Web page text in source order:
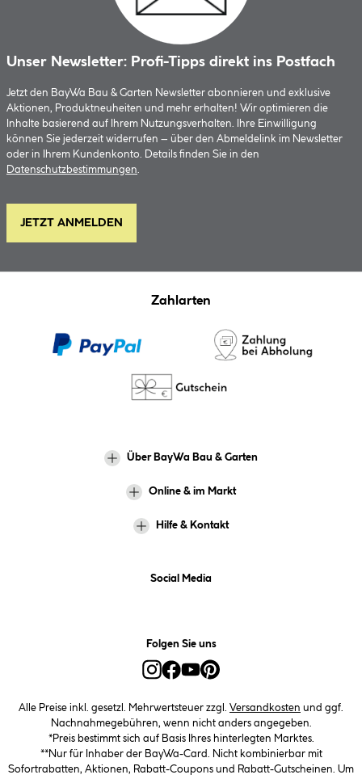
Unser Newsletter: Profi-Tipps direkt ins Postfach
Jetzt den BayWa Bau & Garten Newsletter abonnieren und exklusive
Aktionen, Produktneuheiten und mehr erhalten! Wir optimieren die
Inhalte basierend auf Ihrem Nutzungsverhalten. Ihre Einwilligung
können Sie jederzeit widerrufen – über den Abmeldelink im Newsletter
oder in Ihrem Kundenkonto. Details finden Sie in den
Datenschutzbestimmungen.
JETZT ANMELDEN
Zahlarten
Über BayWa Bau & Garten
Online & im Markt
Hilfe & Kontakt
Social Media
Folgen Sie uns
Alle Preise inkl. gesetzl. Mehrwertsteuer zzgl. Versandkosten und ggf.
Nachnahmegebühren, wenn nicht anders angegeben.
*Preis bestimmt sich auf Basis Ihres hinterlegten Marktes.
**Nur für Inhaber der BayWa-Card. Nicht kombinierbar mit
Sofortrabatten, Aktionen, Rabatt-Coupons und Rabatt-Gutscheinen. Um